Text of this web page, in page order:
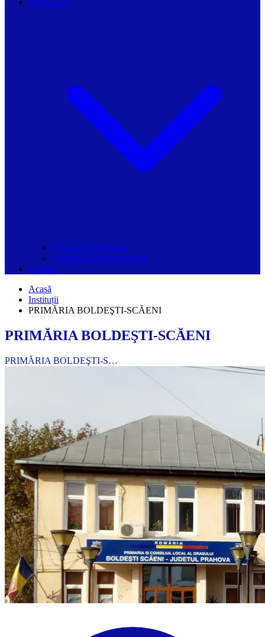
Despre noi
Grupurile Whatsapp
Spațiul Ghidul Primăriilor
Contact
Acasă
Instituții
PRIMĂRIA BOLDEŞTI-SCĂENI
PRIMĂRIA BOLDEŞTI-SCĂENI
PRIMĂRIA BOLDEŞTI-S…